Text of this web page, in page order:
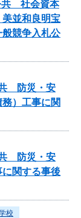
共 社会資本
並和良明宝
競争入札公
共 防災・安
）工事に関
共 防災・安
関する事後
校